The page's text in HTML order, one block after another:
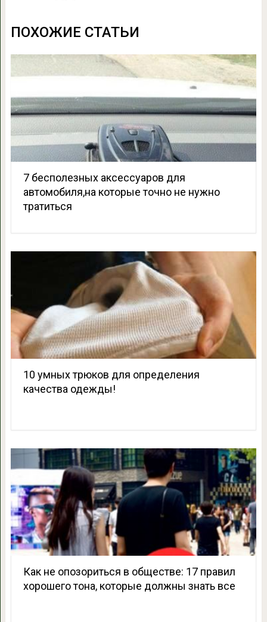
ПОХОЖИЕ СТАТЬИ
7 бесполезных аксессуаров для
автомобиля,на которые точно не нужно
тратиться
10 умных трюков для определения
качества одежды!
Как не опозориться в обществе: 17 правил
хорошего тона, которые должны знать все